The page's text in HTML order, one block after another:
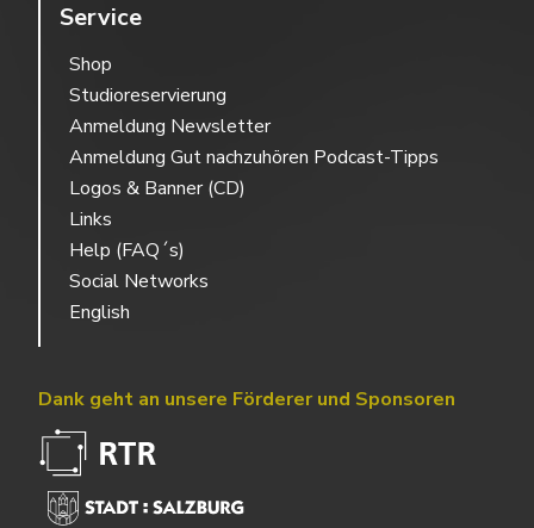
Service
Shop
Studioreservierung
Anmeldung Newsletter
Anmeldung Gut nachzuhören Podcast-Tipps
Logos & Banner (CD)
Links
Help (FAQ´s)
Social Networks
English
Dank geht an unsere Förderer und Sponsoren